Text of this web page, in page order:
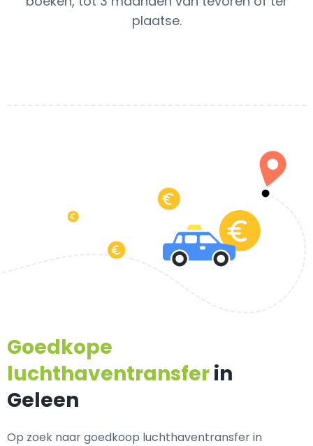
plaatse.
Goedkope
luchthaventransferin
Geleen
Op zoek naar goedkoop luchthaventransfer in